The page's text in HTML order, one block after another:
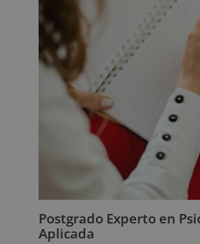
Postgrado Experto en
Aplicada